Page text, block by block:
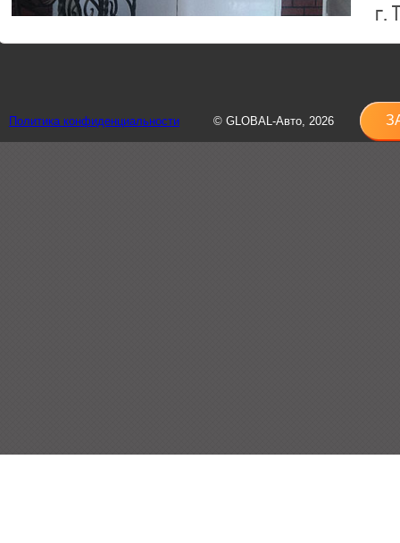
г.
8
Политика конфиденциальности © GLOBAL-Авто, 2026